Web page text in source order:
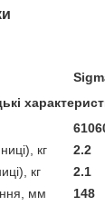
кг
2.2
кг
2.1
мм
148